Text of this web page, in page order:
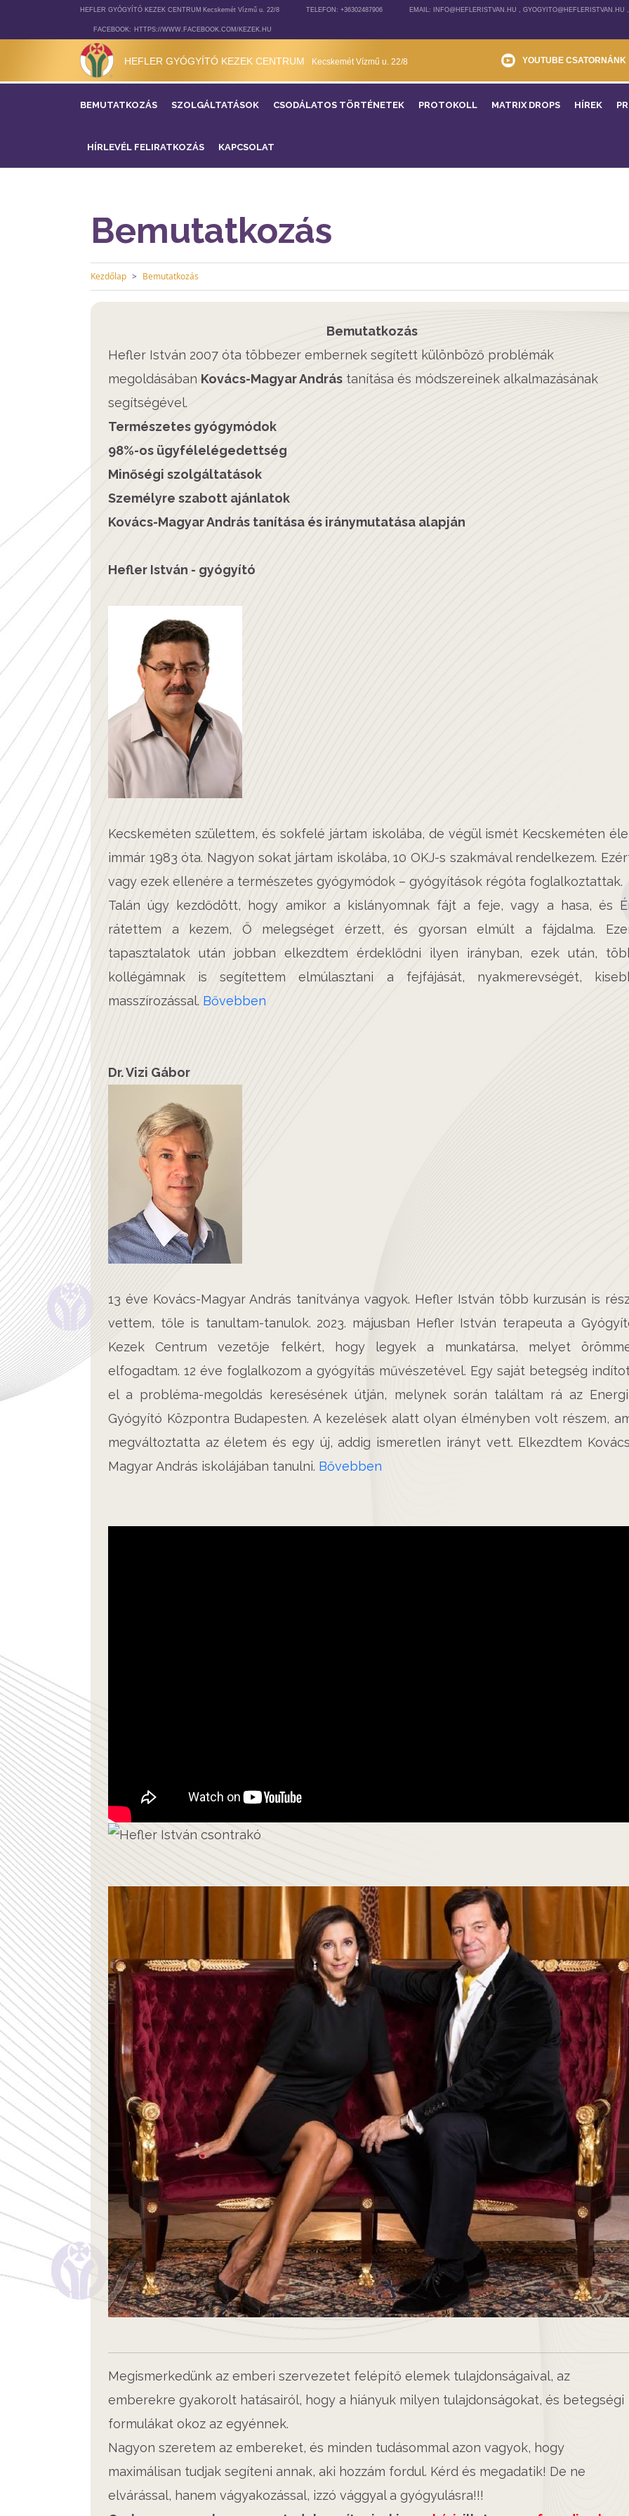
HEFLER GYÓGYÍTÓ KEZEK CENTRUM Kecskemét Vízmű u. 22/8 TELEFON: +36302487906 EMAIL: INFO@HEFLERISTVAN.HU , GYOGYITO@HEFLERISTVAN.HU
FACEBOOK: HTTPS://WWW.FACEBOOK.COM/KEZEK.HU
HEFLER GYÓGYÍTÓ KEZEK CENTRUM Kecskemét Vízmű u. 22/8 YOUTUBE CSATORNÁNK
BEMUTATKOZÁS SZOLGÁLTATÁSOK CSODÁLATOS TÖRTÉNETEK PROTOKOLL MATRIX DROPS HÍREK
HÍRLEVÉL FELIRATKOZÁS KAPCSOLAT
Bemutatkozás
Kezdőlap Bemutatkozás
​Bemutatkozás
Hefler István 2007 óta többezer embernek segített különböző problémák
megoldásában Kovács-Magyar András tanítása és módszereinek alkalmazásának
segítségével.
Természetes gyógymódok
98%-os ügyfélelégedettség
Minőségi szolgáltatások
Személyre szabott ajánlatok
Kovács-Magyar András tanítása és iránymutatása alapján
Hefler István - gyógyító
Kecskeméten születtem, és sokfelé jártam iskolába, de végül ismét Kecskeméten
immár 1983 óta. Nagyon sokat jártam iskolába, 10 OKJ-s szakmával rendelkezem.
vagy ezek ellenére a természetes gyógymódok – gyógyítások régóta foglalkoztattak.
Talán úgy kezdődött, hogy amikor a kislányomnak fájt a feje, vagy a hasa, és
rátettem a kezem, Ő melegséget érzett, és gyorsan elmúlt a fájdalma.
tapasztalatok után jobban elkezdtem érdeklődni ilyen irányban, ezek után,
kollégámnak is segítettem elmúlasztani a fejfájását, nyakmerevségét,
masszírozással. Bővebben
Dr. Vizi Gábor
13 éve Kovács-Magyar András tanítványa vagyok. Hefler István több kurzusán is
vettem, tőle is tanultam-tanulok. 2023. májusban Hefler István terapeuta a
Kezek Centrum vezetője felkért, hogy legyek a munkatársa, melyet
elfogadtam. 12 éve foglalkozom a gyógyítás művészetével. Egy saját betegség
el a probléma-megoldás keresésének útján, melynek során találtam rá az
Gyógyító Központra Budapesten. A kezelések alatt olyan élményben volt részem,
megváltoztatta az életem és egy új, addig ismeretlen irányt vett. Elkezdtem
Magyar András iskolájában tanulni. Bővebben
Megismerkedünk az emberi szervezetet felépítő elemek tulajdonságaival, az
emberekre gyakorolt hatásairól, hogy a hiányuk milyen tulajdonságokat, és betegségi
formulákat okoz az egyénnek.
Nagyon szeretem az embereket, és minden tudásommal azon vagyok, hogy
maximálisan tudjak segíteni annak, aki hozzám fordul. Kérd és megadatik! De ne
elvárással, hanem vágyakozással, izzó vággyal a gyógyulásra!!!